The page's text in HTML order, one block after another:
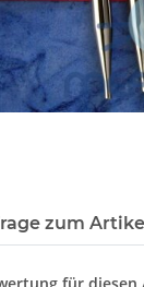
zum Artikel